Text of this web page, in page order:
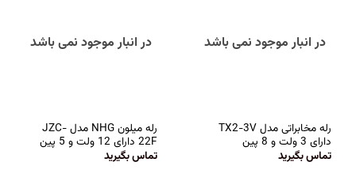
در انبار موجود نمی باشد
رله مخابراتی مدل TX2-3V
دارای 3 ولت و 8 پین
تماس بگیرید
در انبار موجود نمی باشد
رله میلون NHG مدل JZC-
22F دارای 12 ولت و 5 پین
تماس بگیرید